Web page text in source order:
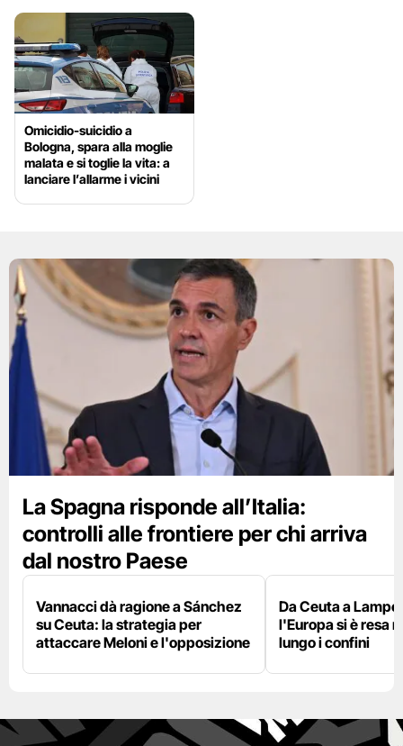
Omicidio-suicidio a
Bologna, spara alla moglie
malata e si toglie la vita: a
lanciare l’allarme i vicini
La Spagna risponde all’Italia:
controlli alle frontiere per chi arriva
dal nostro Paese
Vannacci dà ragione a Sánchez
su Ceuta: la strategia per
attaccare Meloni e l'opposizione
Da Ceuta a
l'Europa si è resa
lungo i confini